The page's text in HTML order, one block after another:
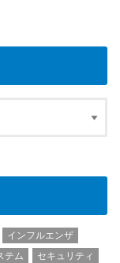
インフルエンザ
テム
セキュリティ